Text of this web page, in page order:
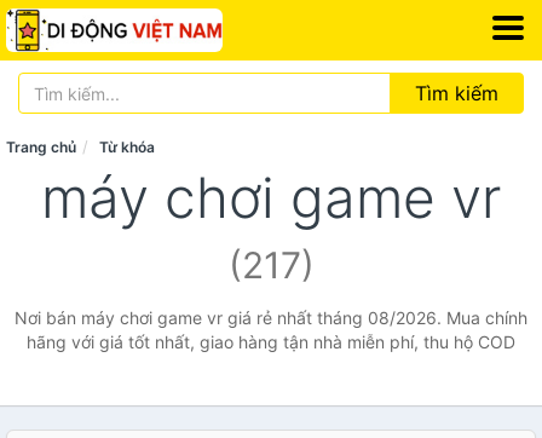
Tìm kiếm
Trang chủ Từ khóa
máy chơi game vr
(217)
Nơi bán máy chơi game vr giá rẻ nhất tháng 08/2026. Mua chính
hãng với giá tốt nhất, giao hàng tận nhà miễn phí, thu hộ COD